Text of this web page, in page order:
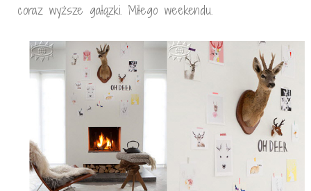
coraz wyższe gałązki. Miłego weekendu.